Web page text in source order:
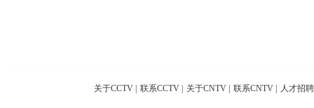
关于CCTV 联系CCTV 关于CNTV 联系CNTV 人才招聘